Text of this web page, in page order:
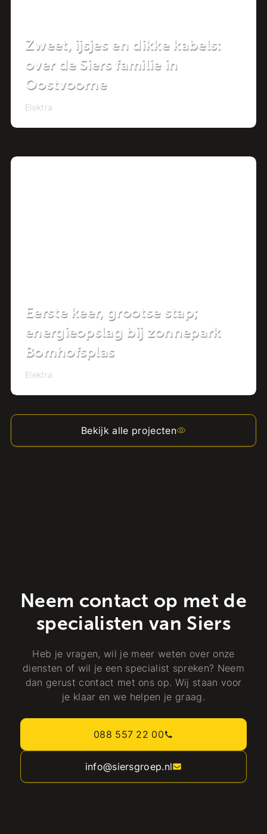
Zweet, ijsjes en dikke kabels:
over de Siers familie in
Oostvoorne
Elektra
Eerste keer, grootse stap;
energieopslag bij zonnepark
Bomhofsplas
Elektra
Bekijk alle projecten
Neem contact op met de
specialisten van Siers
Heb je vragen, wil je meer weten over onze
diensten of wil je een specialist spreken? Neem
dan gerust contact met ons op. Wij staan voor
je klaar en we helpen je graag.
088 557 22 00
info@siersgroep.nl